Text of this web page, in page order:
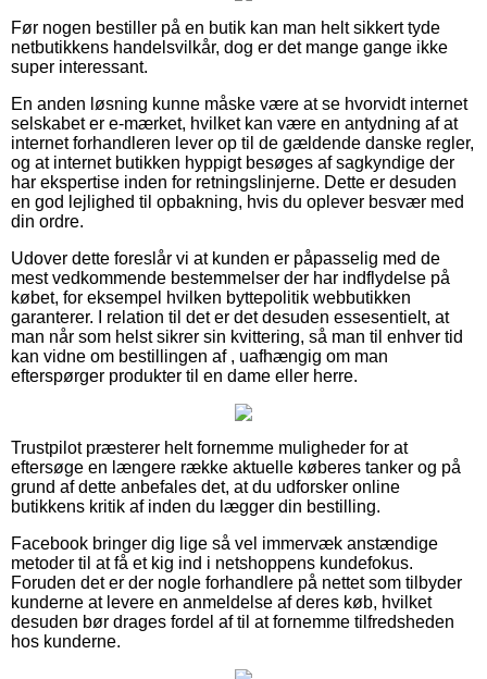
Før nogen bestiller på en butik kan man helt sikkert tyde
netbutikkens handelsvilkår, dog er det mange gange ikke
super interessant.
En anden løsning kunne måske være at se hvorvidt internet
selskabet er e-mærket, hvilket kan være en antydning af at
internet forhandleren lever op til de gældende danske regler,
og at internet butikken hyppigt besøges af sagkyndige der
har ekspertise inden for retningslinjerne. Dette er desuden
en god lejlighed til opbakning, hvis du oplever besvær med
din ordre.
Udover dette foreslår vi at kunden er påpasselig med de
mest vedkommende bestemmelser der har indflydelse på
købet, for eksempel hvilken byttepolitik webbutikken
garanterer. I relation til det er det desuden essesentielt, at
man når som helst sikrer sin kvittering, så man til enhver tid
kan vidne om bestillingen af , uafhængig om man
efterspørger produkter til en dame eller herre.
Trustpilot præsterer helt fornemme muligheder for at
eftersøge en længere række aktuelle køberes tanker og på
grund af dette anbefales det, at du udforsker online
butikkens kritik af inden du lægger din bestilling.
Facebook bringer dig lige så vel immervæk anstændige
metoder til at få et kig ind i netshoppens kundefokus.
Foruden det er der nogle forhandlere på nettet som tilbyder
kunderne at levere en anmeldelse af deres køb, hvilket
desuden bør drages fordel af til at fornemme tilfredsheden
hos kunderne.